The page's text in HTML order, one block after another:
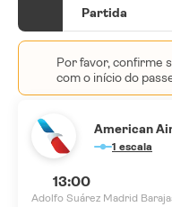
Partida
Por favor, confirme
com o início do
American
1 escala
13:00
Adolfo Suárez Madrid